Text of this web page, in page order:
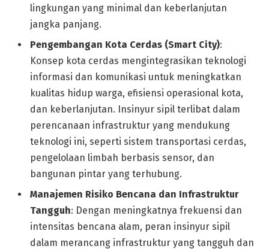
lingkungan yang minimal dan keberlanjutan
jangka panjang.
Pengembangan Kota Cerdas (Smart City):
Konsep kota cerdas mengintegrasikan teknologi
informasi dan komunikasi untuk meningkatkan
kualitas hidup warga, efisiensi operasional kota,
dan keberlanjutan. Insinyur sipil terlibat dalam
perencanaan infrastruktur yang mendukung
teknologi ini, seperti sistem transportasi cerdas,
pengelolaan limbah berbasis sensor, dan
bangunan pintar yang terhubung.
Manajemen Risiko Bencana dan Infrastruktur
Tangguh: Dengan meningkatnya frekuensi dan
intensitas bencana alam, peran insinyur sipil
dalam merancang infrastruktur yang tangguh dan